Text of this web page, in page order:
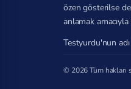
özen gösterilse
anlamak
Testyurdu'nun
© 2026 Tüm hakları